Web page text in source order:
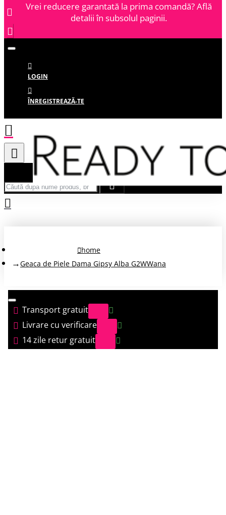
Vrei reducere garantată la prima comandă? Află
detalii în subsolul paginii.
LOGIN
ÎNREGISTREAZĂ-TE
Căută după nume produs, brand...
home
Geaca de Piele Dama Gipsy Alba G2WWana
Transport gratuit
Livrare cu verificare
14 zile retur gratuit